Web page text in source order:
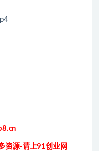
资源-请上91创业网